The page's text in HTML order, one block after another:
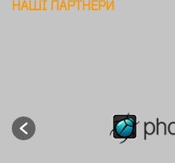
НАШІ ПАРТНЕРИ